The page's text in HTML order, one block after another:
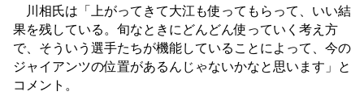
川相氏は「上がってきて大江も使ってもらって、いい結
果を残している。旬なときにどんどん使っていく考え方
で、そういう選手たちが機能していることによって、今の
ジャイアンツの位置があるんじゃないかなと思います」と
コメント。